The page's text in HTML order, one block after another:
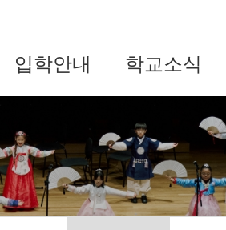
입학안내 학교소식